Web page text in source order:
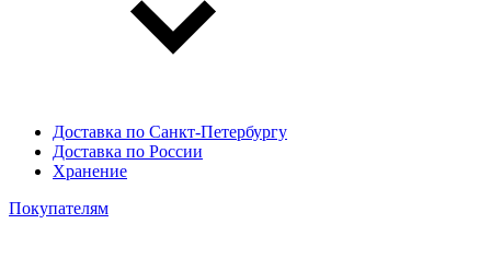
Доставка по Санкт-Петербургу
Доставка по России
Хранение
Покупателям